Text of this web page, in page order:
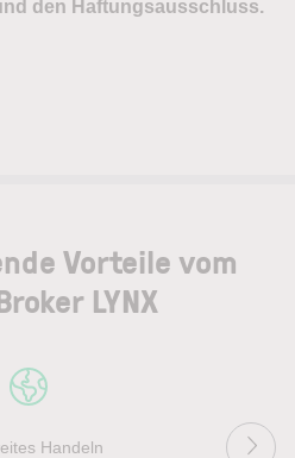
Vorteile vom
LYNX
Handeln